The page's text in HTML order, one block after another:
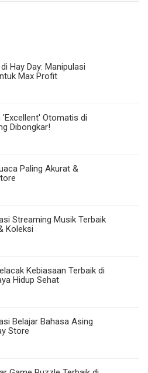
Hay Day: Manipulasi
Max Profit
'Excellent' Otomatis di
Dibongkar!
Paling Akurat &
Streaming Musik Terbaik
Koleksi
Kebiasaan Terbaik di
Hidup Sehat
Belajar Bahasa Asing
Store